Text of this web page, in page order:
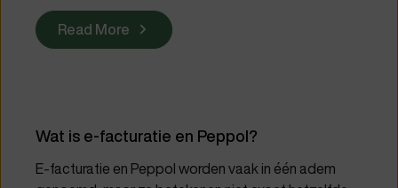
Read More
Wat is e-facturatie en Peppol?
E-facturatie en Peppol worden vaak in één adem